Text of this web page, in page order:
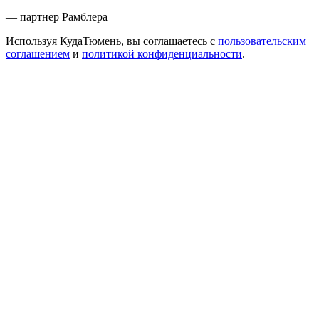
— партнер Рамблера
Используя КудаТюмень, вы соглашаетесь с пользовательским
соглашением и политикой конфиденциальности.